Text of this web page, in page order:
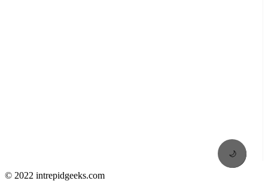
🌙
© 2022 intrepidgeeks.com